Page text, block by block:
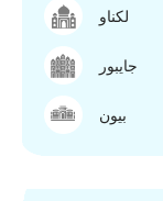
لكناو
جايبور
بيون